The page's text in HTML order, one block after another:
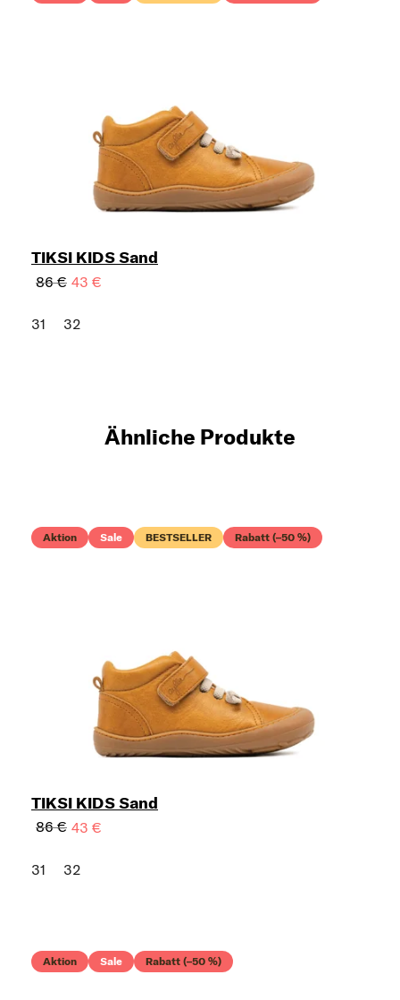
TIKSI KIDS Sand
86 € 43 €
31 32
Ähnliche Produkte
Aktion Sale BESTSELLER Rabatt (–50 %)
TIKSI KIDS Sand
86 € 43 €
31 32
Aktion Sale Rabatt (–50 %)